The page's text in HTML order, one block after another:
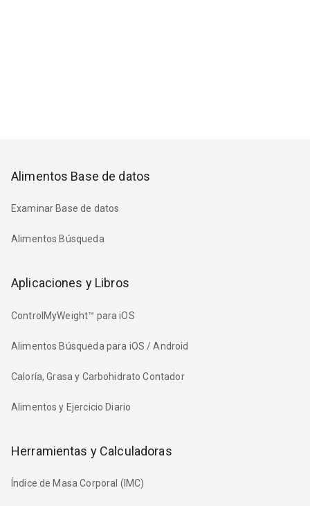
Alimentos Base de datos
Examinar Base de datos
Alimentos Búsqueda
Aplicaciones y Libros
ControlMyWeight™ para iOS
Alimentos Búsqueda para iOS / Android
Caloría, Grasa y Carbohidrato Contador
Alimentos y Ejercicio Diario
Herramientas y Calculadoras
Índice de Masa Corporal (IMC)